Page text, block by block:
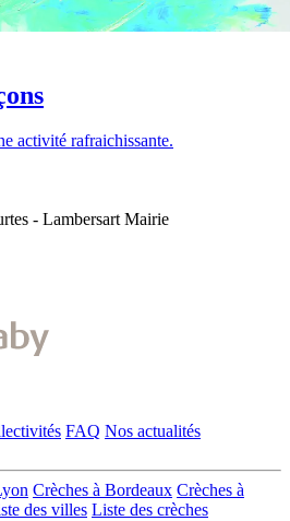
activité rafraichissante.
- Lambersart Mairie
FAQ Nos actualités
Crèches à Bordeaux Crèches à
des villes Liste des crèches